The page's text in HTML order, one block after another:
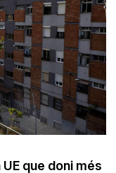
que doni més